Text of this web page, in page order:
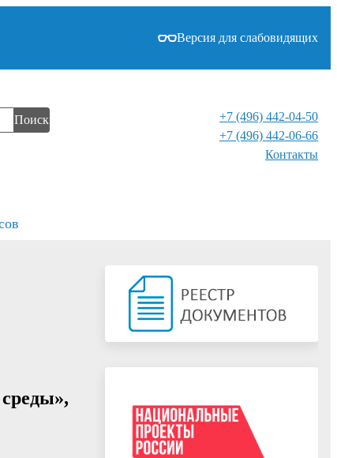
Версия для слабовидящих
Поиск
+7 (496) 442-04-50
+7 (496) 442-06-66
Контакты⁠